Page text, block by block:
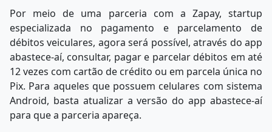
Por meio de uma parceria com a Zapay, startup
especializada no pagamento e parcelamento de
débitos veiculares, agora será possível, através do app
abastece-aí, consultar, pagar e parcelar débitos em até
12 vezes com cartão de crédito ou em parcela única no
Pix. Para aqueles que possuem celulares com sistema
Android, basta atualizar a versão do app abastece-aí
para que a parceria apareça.